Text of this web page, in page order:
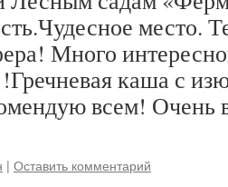
место.
Много
каша с
всем!
| Оставить комментарий